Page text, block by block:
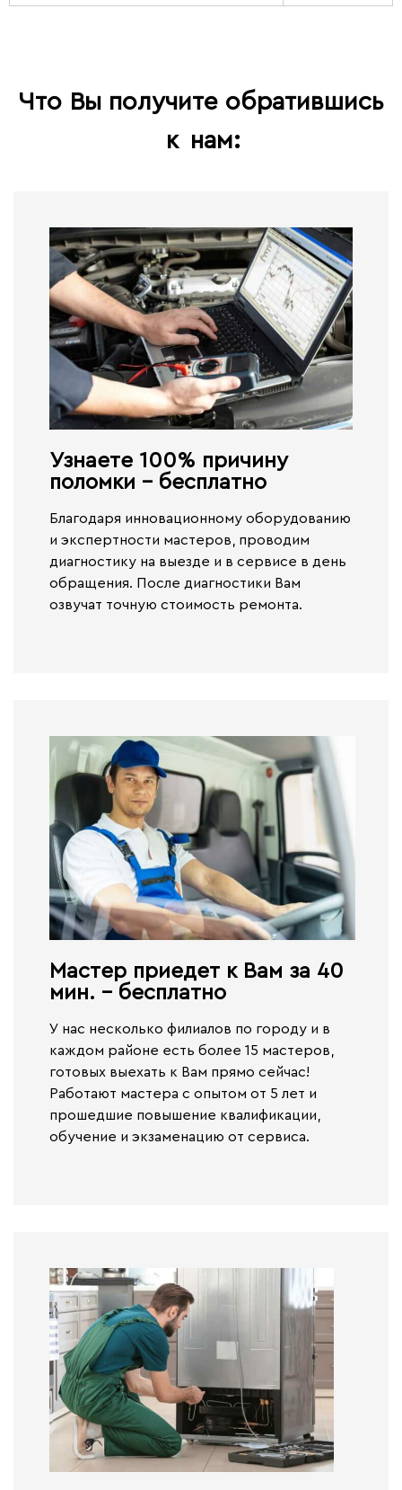
Что Вы получите обратившись
к нам:
Узнаете 100% причину
поломки - бесплатно​
Благодаря инновационному оборудованию
и экспертности мастеров, проводим
диагностику на выезде и в сервисе в день
обращения. После диагностики Вам
озвучат точную стоимость ремонта.
Мастер приедет к Вам за 40
мин. - бесплатно​
У нас несколько филиалов по городу и в
каждом районе есть более 15 мастеров,
готовых выехать к Вам прямо сейчас!
Работают мастера с опытом от 5 лет и
прошедшие повышение квалификации,
обучение и экзаменацию от сервиса.